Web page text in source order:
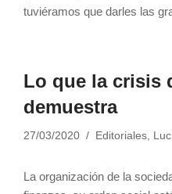
tuviéramos que darles las
Lo que la crisis
demuestra
27/03/2020 Editoriales,
La organización de la